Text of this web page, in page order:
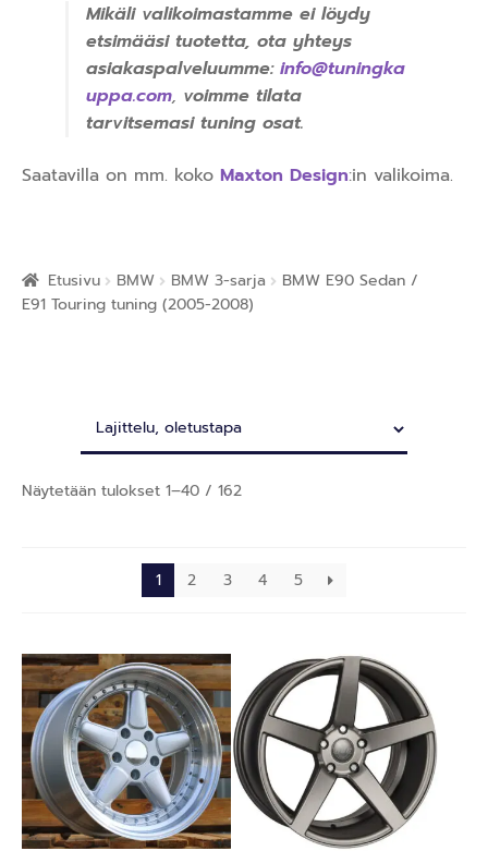
Mikäli valikoimastamme ei löydy
etsimääsi tuotetta, ota yhteys
asiakaspalveluumme: info@tuningka
uppa.com, voimme tilata
tarvitsemasi tuning osat.
Saatavilla on mm. koko Maxton Design:in valikoima.
Etusivu BMW BMW 3-sarja
BMW E90 Sedan /
E91 Touring tuning (2005-2008)
Näytetään tulokset 1–40 / 162
1 2 3 4 5